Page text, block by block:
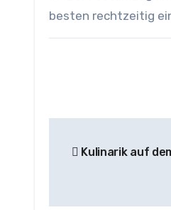
besten rechtzeitig
Kulinarik auf